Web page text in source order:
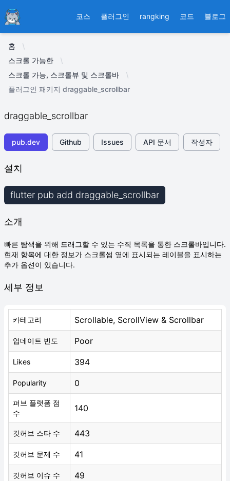
Ducafecat 코스 플러그인 rangking 코드 블로그
홈
스크롤 가능한
스크롤 가능, 스크롤뷰 및 스크롤바
플러그인 패키지 draggable_scrollbar
draggable_scrollbar
pub.dev Github Issues API 문서 작성자
설치
flutter pub add draggable_scrollbar
소개
빠른 탐색을 위해 드래그할 수 있는 수직 목록을 통한 스크롤바입니다.
현재 항목에 대한 정보가 스크롤썸 옆에 표시되는 레이블을 표시하는
추가 옵션이 있습니다.
세부 정보
카테고리 Scrollable, ScrollView & Scrollbar
업데이트 빈도 Poor
Likes 394
Popularity 0
퍼브 플랫폼 점
수
140
깃허브 스타 수 443
깃허브 문제 수 41
깃허브 이슈 수 49